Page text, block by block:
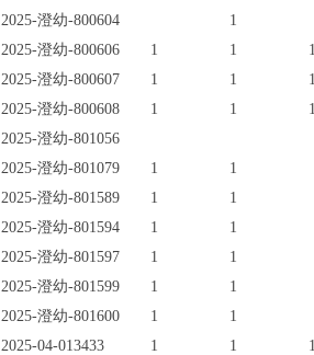
2025-澄幼-800604
1
2025-澄幼-800606 1 1
2025-澄幼-800607 1 1
2025-澄幼-800608 1 1
2025-澄幼-801056
2025-澄幼-801079 1
1
2025-澄幼-801589 1
1
2025-澄幼-801594 1
1
2025-澄幼-801597 1
1
2025-澄幼-801599 1
1
2025-澄幼-801600 1
1
2025-04-013433 1 1